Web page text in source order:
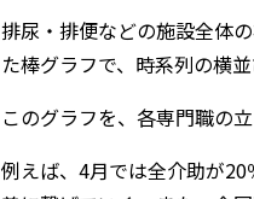
排尿・排便などの施設全体
た棒グラフで、時系列の横
このグラフを、各専門職の
例えば、4月では全介助が